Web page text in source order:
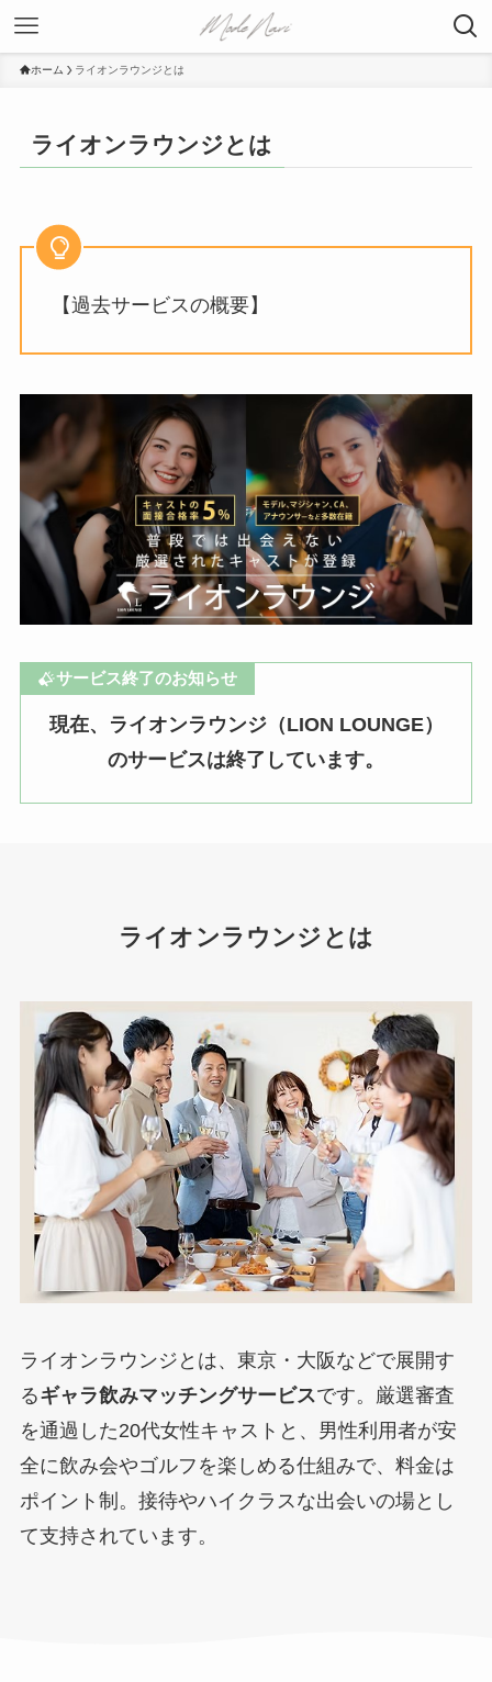
ホーム ライオンラウンジとは
ライオンラウンジとは
【過去サービスの概要】
サービス終了のお知らせ
現在、ライオンラウンジ（LION LOUNGE）
のサービスは終了しています。
ライオンラウンジとは
ライオンラウンジとは、東京・大阪などで展開す
るギャラ飲みマッチングサービスです。厳選審査
を通過した20代女性キャストと、男性利用者が安
全に飲み会やゴルフを楽しめる仕組みで、料金は
ポイント制。接待やハイクラスな出会いの場とし
て支持されています。